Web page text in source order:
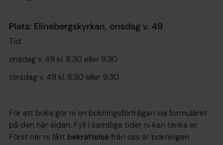
Plats: Elinebergskyrkan, onsdag v. 49
Tid:
onsdag v. 49 kl. 8:30 eller 9:30
torsdag v. 49 kl. 8:30 eller 9:30
För att boka gör ni en bokningsförfrågan via formuläret
på den här sidan. Fyll i samtliga tider ni kan tänka er.
Först när ni fått bekräftelsefrån oss är bokningen